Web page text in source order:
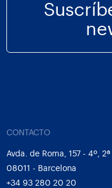
CONTACTO
Avda. de Roma, 157 - 4º, 2ª
08011 - Barcelona
+34 93 280 20 20